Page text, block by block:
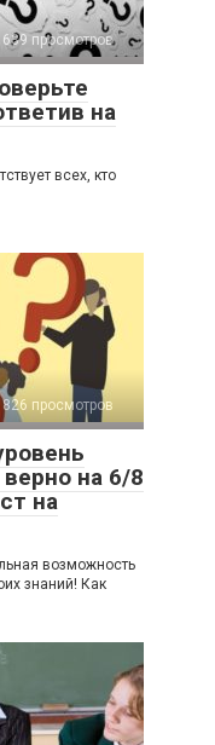
639 просмотров
на
всех, кто
просмотров
на 6/8
на
возможность
знаний! Как